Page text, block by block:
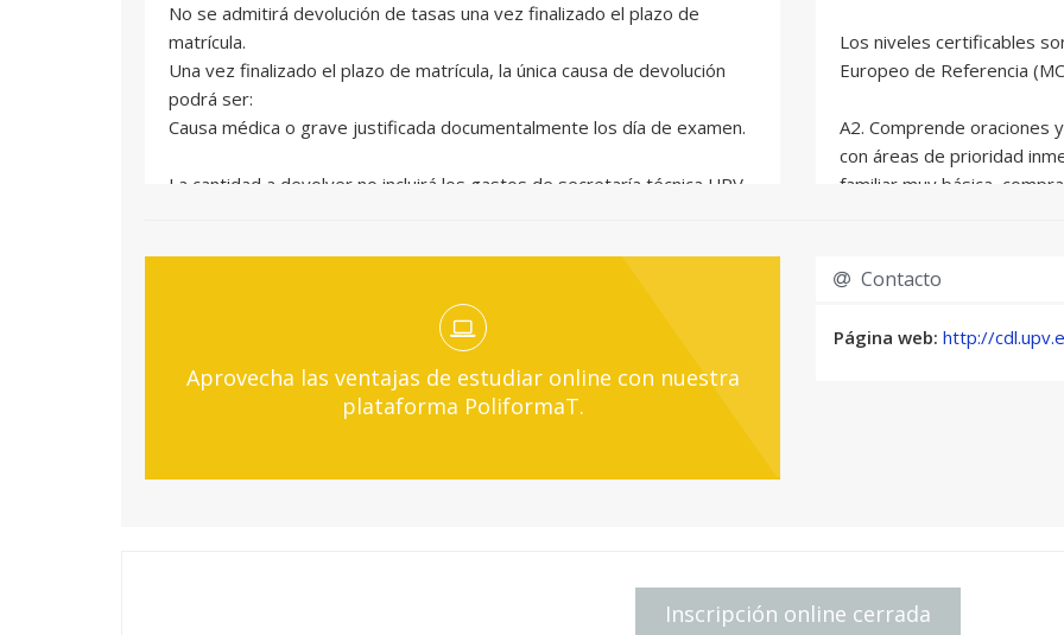
No se admitirá devolución de tasas una vez finalizado el plazo de
matrícula.
Una vez finalizado el plazo de matrícula, la única causa de devolución
podrá ser:
Causa médica o grave justificada documentalmente los día de examen.
La cantidad a devolver no incluirá los gastos de secretaría técnica UPV
Los niveles certificables
Europeo de Referencia
A2. Comprende oraciones
con áreas de prioridad
familiar muy básica,
en términos sencillos
B1. Comprende la
B2. Comprende las ideas
Aprovecha las ventajas de estudiar online con nuestra
plataforma PoliformaT.
Contacto
Página web: http://
Inscripción online cerrada